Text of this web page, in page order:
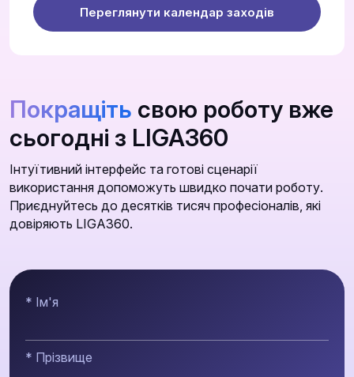
Переглянути календар заходів
Покращіть свою роботу вже
сьогодні з LIGA360
Інтуїтивний інтерфейс та готові сценарії
використання допоможуть швидко почати роботу.
Приєднуйтесь до десятків тисяч професіоналів, які
довіряють LIGA360.
* Ім'я
* Прізвище